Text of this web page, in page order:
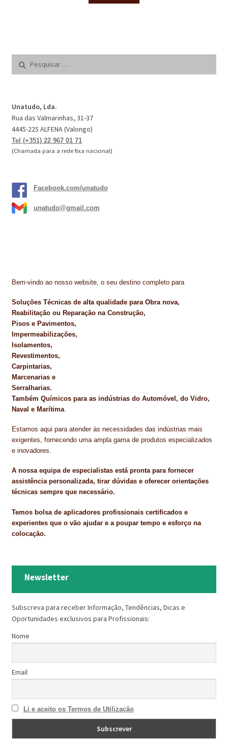
Unatudo, Lda.
Rua das Valmarinhas, 31-37
4445-225 ALFENA (Valongo)
Tel (+351) 22 967 01 71
(Chamada para a rede fixa nacional)
Facebook.com/unatudo
unatudo@gmail.com
Bem-vindo ao nosso website, o seu destino completo para
Soluções Técnicas de alta qualidade para Obra nova,
Reabilitação ou Reparação na Construção,
Pisos e Pavimentos,
Impermeabilizações,
Isolamentos,
Revestimentos,
Carpintarias,
Marcenarias e
Serralharias.
Também Químicos para as indústrias do Automóvel, do Vidro,
Naval e Marítima.
Estamos aqui para atender às necessidades das indústrias mais
exigentes, fornecendo uma ampla gama de produtos especializados
e inovadores.
A nossa equipa de especialistas está pronta para fornecer
assistência personalizada, tirar dúvidas e oferecer orientações
técnicas sempre que necessário.
Temos bolsa de aplicadores profissionais certificados e
experientes que o vão ajudar e a poupar tempo e esforço na
colocação.
Newsletter
Subscreva para receber Informação, Tendências, Dicas e
Oportunidades exclusivos para Profissionais:
Nome
Email
Li e aceito os Termos de Utilização